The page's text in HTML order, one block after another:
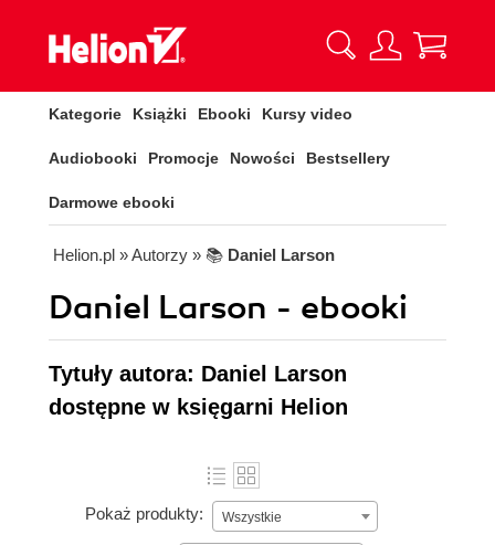
Kategorie Książki Ebooki Kursy video
Audiobooki Promocje Nowości Bestsellery
Darmowe ebooki
Helion.pl » Autorzy » 📚 Daniel Larson
Daniel Larson - ebooki
Tytuły autora: Daniel Larson
dostępne w księgarni Helion
Pokaż produkty: Wszystkie